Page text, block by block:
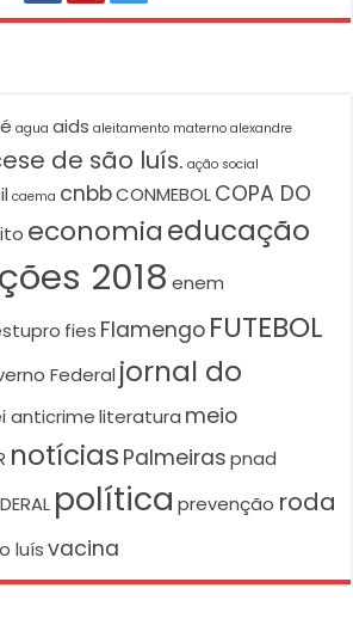
agua aids aleitamento materno alexandre
de são luís. ação social
caema cnbbCONMEBOLCOPA DO
economiaeducação
2018 enem
fies Flamengo FUTEBOL
Federal jornal do
anticrime literatura meio
notícias Palmeiras pnad
política prevenção roda
luís vacina